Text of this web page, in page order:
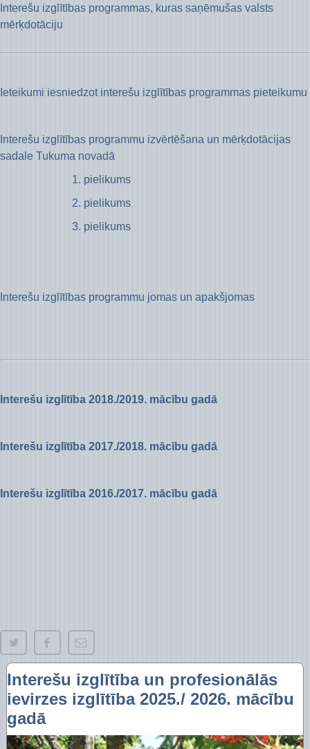
Interešu izglītības programmas, kuras saņēmušas valsts
mērķdotāciju
Ieteikumi iesniedzot interešu izglītības programmas pieteikumu
Interešu izglītības programmu izvērtēšana un mērķdotācijas
sadale Tukuma novadā
1. pielikums
2. pielikums
3. pielikums
Interešu izglītības programmu jomas un apakšjomas
Interešu izglītība 2018./2019. mācību gadā
Interešu izglītība 2017./2018. mācību gadā
Interešu izglītība 2016./2017. mācību gadā
Interešu izglītība un profesionālās
ievirzes izglītība 2025./ 2026. mācību
gadā